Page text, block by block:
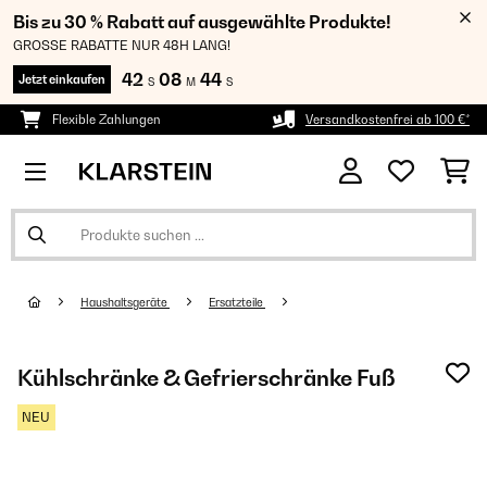
Bis zu 30 % Rabatt auf ausgewählte Produkte!
GROSSE RABATTE NUR 48H LANG!
Jetzt einkaufen 42 S 08 M 44 S
Flexible Zahlungen Versandkostenfrei ab 100 €*
Haushaltsgeräte Ersatzteile
Kühlschränke & Gefrierschränke Fuß
NEU